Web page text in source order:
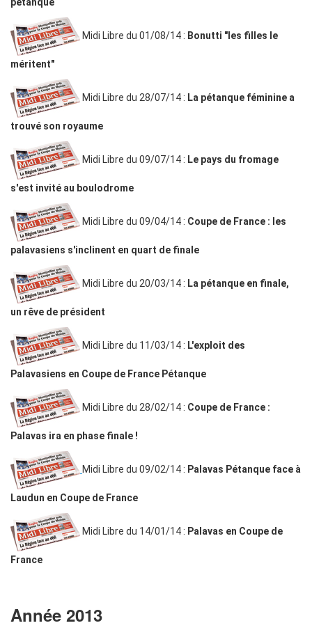
Midi Libre du 01/08/14 : Bonutti "les filles le
méritent"
Midi Libre du 28/07/14 : La pétanque féminine a
trouvé son royaume
Midi Libre du 09/07/14 : Le pays du fromage
s'est invité au boulodrome
Midi Libre du 09/04/14 : Coupe de France : les
palavasiens s'inclinent en quart de finale
Midi Libre du 20/03/14 : La pétanque en finale,
un rêve de président
Midi Libre du 11/03/14 : L'exploit des
Palavasiens en Coupe de France Pétanque
Midi Libre du 28/02/14 : Coupe de France :
Palavas ira en phase finale !
Midi Libre du 09/02/14 : Palavas Pétanque face à
Laudun en Coupe de France
Midi Libre du 14/01/14 : Palavas en Coupe de
France
Année 2013